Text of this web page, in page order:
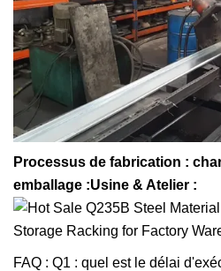
Processus de fabrication :
emballage :Usine & Atelier :
FAQ : Q1 : quel est le délai